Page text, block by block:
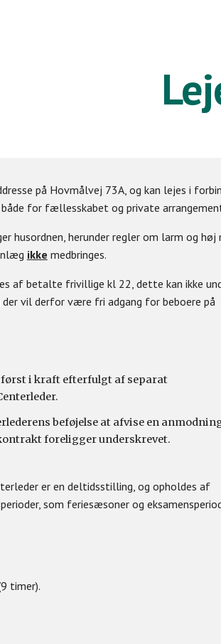
på Hovmålvej 73A, og kan lejes i
for fællesskabet og private
husordnen, herunder regler om larm og høj
ikke medbringes.
af betalte frivillige kl 22, dette kan ikke
vil derfor være fri adgang for beboere på
i kraft efterfulgt af separat
beføjelse at afvise en
foreligger underskrevet.
er en deltidsstilling, og opholdes af
som feriesæsoner og
timer).